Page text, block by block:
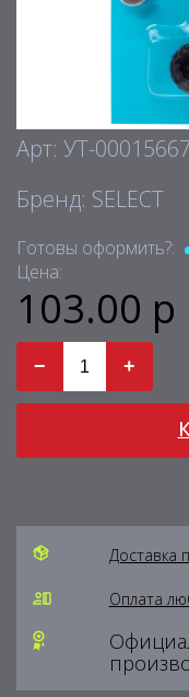
Арт: УТ-00015667
Бренд: SELECT
Готовы оформить?:
Цена:
103.00 р
− +
Доставка
Оплата